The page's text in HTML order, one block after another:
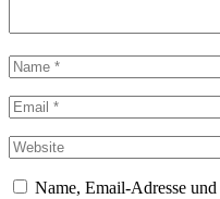
Name, Email-Adresse